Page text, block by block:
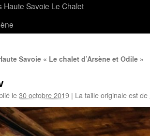
Haute Savoie Le Chalet
Savoie « Le chalet d’Arsène et Odile »
le30 octobre 2019 | La taille originale est de